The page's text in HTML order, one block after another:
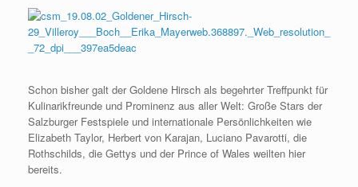
Schon bisher galt der Goldene Hirsch als begehrter Treffpunkt für
Kulinarikfreunde und Prominenz aus aller Welt: Große Stars der
Salzburger Festspiele und internationale Persönlichkeiten wie
Elizabeth Taylor, Herbert von Karajan, Luciano Pavarotti, die
Rothschilds, die Gettys und der Prince of Wales weilten hier
bereits.